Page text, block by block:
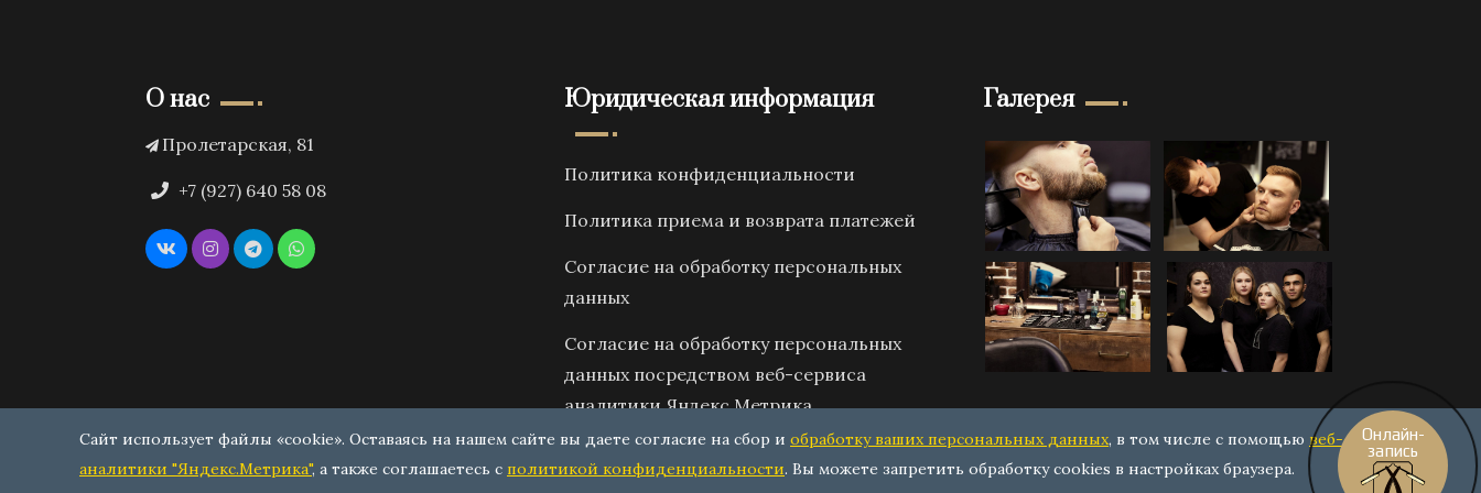
О нас
Пролетарская, 81
+7 (927) 640 58 08
Юридическая информация
Политика конфиденциальности
Политика приема и возврата платежей
Согласие на обработку персональных
данных
Согласие на обработку персональных
данных посредством веб-сервиса
аналитики Яндекс Метрика
Галерея
Сайт использует файлы «cookie». Оставаясь на нашем сайте вы даете согласие на сбор и обработку ваших персональных данных, в том числе с помощью веб-
аналитики "Яндекс.Метрика", а также соглашаетесь с политикой конфиденциальности. Вы можете запретить обработку cookies в настройках браузера.
Онлайн-
запись